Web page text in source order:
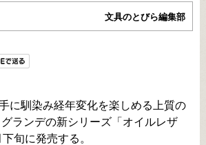
文具のとびら編集部
に馴染み経年変化を楽しめる上質の
ランデの新シリーズ「オイルレザ
旬に発売する。